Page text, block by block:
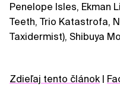
Penelope Isles, Ekman
Teeth, Trio Katastrofa,
Taxidermist), Shibuya
Zdieľaj tento článok